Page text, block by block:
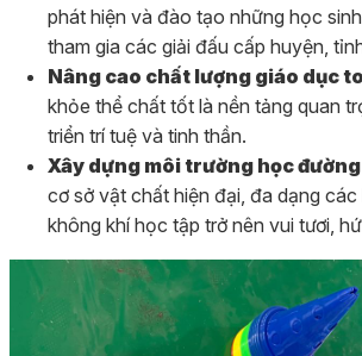
phát hiện và đào tạo những học
tham gia các giải đấu cấp huyện,
Nâng cao chất lượng giáo dục
khỏe thể chất tốt là nền tảng quan
triển trí tuệ và tinh thần.
Xây dựng môi trường học
cơ sở vật chất hiện đại, đa dạng
không khí học tập trở nên vui tươi,